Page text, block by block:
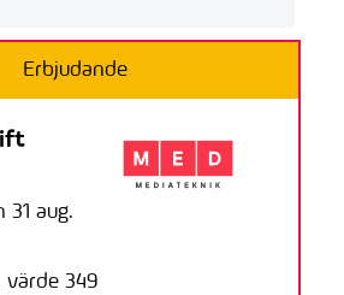
Erbjudande
31 aug.
349